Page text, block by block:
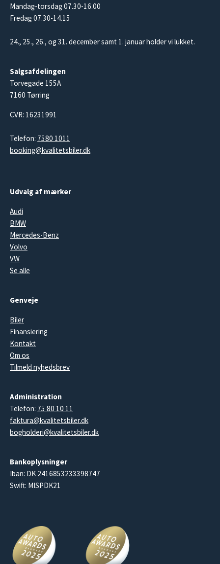
Mandag-torsdag 07.30-16.00
Fredag 07.30-14.15
24., 25., 26., og 31. december samt 1. januar holder vi lukket.
Salgsafdelingen
Torvegade 155A
7160 Tørring
CVR: 16231991
Telefon: 7580 1011
booking@kvalitetsbiler.dk
Udvalg af mærker
Audi
BMW
Mercedes-Benz
Volvo
VW
Se alle
Genveje
Biler
Finansiering
Kontakt
Om os
Tilmeld nyhedsbrev
Administration
Telefon: 75 80 10 11
faktura@kvalitetsbiler.dk
bogholderi@kvalitetsbiler.dk
Bankoplysninger
Iban: DK 2416853233398747
Swift: MISPDK21